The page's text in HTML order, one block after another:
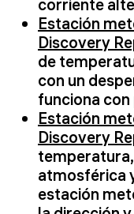
corriente
Estación
Discovery
de
con un
funciona con
Estación
Discovery
atmosférica
estación